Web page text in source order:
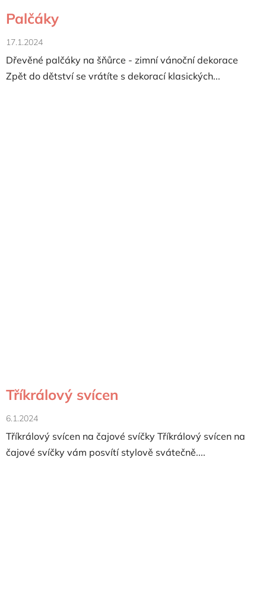
Palčáky
17.1.2024
Dřevěné palčáky na šňůrce - zimní vánoční dekorace
Zpět do dětství se vrátíte s dekorací klasických...
Tříkrálový svícen
6.1.2024
Tříkrálový svícen na čajové svíčky Tříkrálový svícen na
čajové svíčky vám posvítí stylově svátečně....